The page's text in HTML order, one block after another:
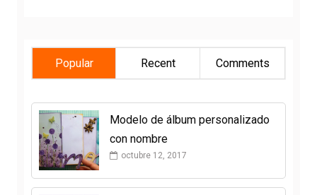
Popular Recent Comments
Modelo de álbum personalizado
con nombre
octubre 12, 2017